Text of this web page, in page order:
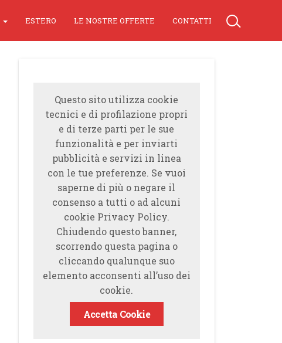
ESTERO LE NOSTRE OFFERTE CONTATTI
Questo sito utilizza cookie
tecnici e di profilazione propri
e di terze parti per le sue
funzionalità e per inviarti
pubblicità e servizi in linea
con le tue preferenze. Se vuoi
saperne di più o negare il
consenso a tutti o ad alcuni
cookie Privacy Policy.
Chiudendo questo banner,
scorrendo questa pagina o
cliccando qualunque suo
elemento acconsenti all’uso dei
cookie.
Accetta Cookie